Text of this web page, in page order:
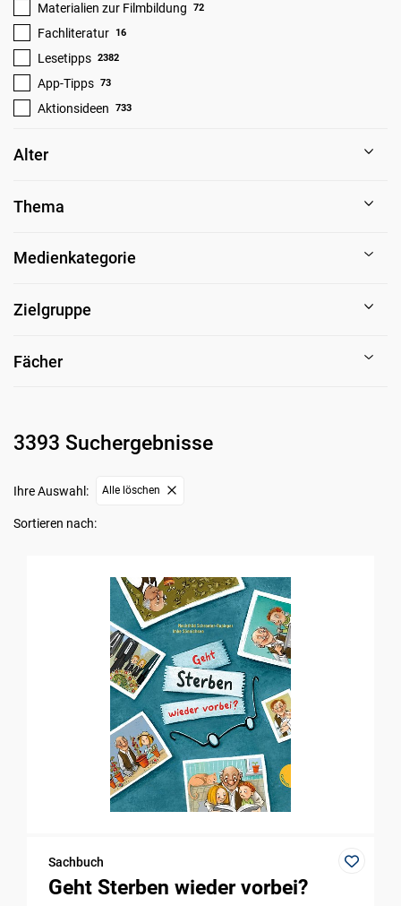
Lesetipps 2382
App-Tipps 73
Aktionsideen 733
Materialien zur Filmbildung 72
Fachliteratur 16
Alter
Thema
Medienkategorie
Zielgruppe
Fächer
3393 Suchergebnisse
Ihre Auswahl: Alle löschen
Sortieren nach:
Sachbuch
Geht Sterben wieder vorbei?